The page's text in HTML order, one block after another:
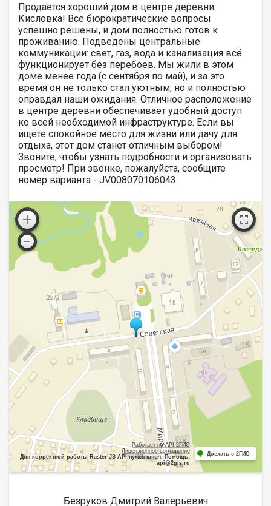
Продается хороший дом в центре деревни
Кисловка! Все бюрократические вопросы
успешно решены, и дом полностью готов к
проживанию. Подведены центральные
коммуникации: свет, газ, вода и канализация всё
функционирует без перебоев. Мы жили в этом
доме менее года (с сентября по май), и за это
время он не только стал уютным, но и полностью
оправдал наши ожидания. Отличное расположение
в центре деревни обеспечивает удобный доступ
ко всей необходимой инфраструктуре. Если вы
ищете спокойное место для жизни или дачу для
отдыха, этот дом станет отличным выбором!
Звоните, чтобы узнать подробности и организовать
просмотр! При звонке, пожалуйста, сообщите
номер варианта - JV008070106043
Работает на API 2ГИС
Лицензионное соглашение
Для корректной работы Raster JS API нужен ключ. Помощь:
api@2gis.ru
Доехать с 2ГИС
Безруков Дмитрий Валерьевич